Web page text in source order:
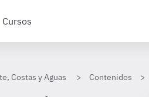
Cursos
Costas y Aguas Contenidos